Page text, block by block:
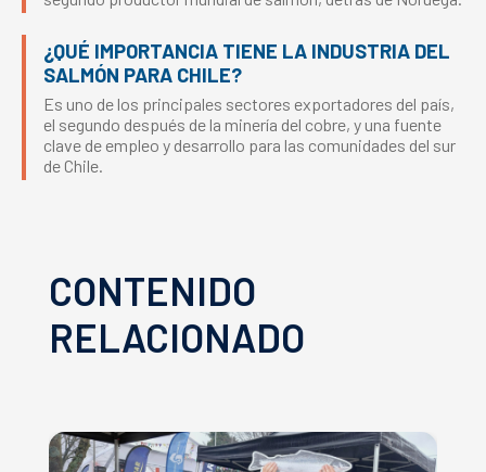
¿QUÉ IMPORTANCIA TIENE LA INDUSTRIA DEL
SALMÓN PARA CHILE?
Es uno de los principales sectores exportadores del país,
el segundo después de la minería del cobre, y una fuente
clave de empleo y desarrollo para las comunidades del sur
de Chile.
CONTENIDO
RELACIONADO